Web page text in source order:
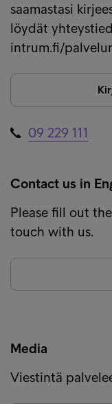
saamastasi
löydät
intrum.fi/
09 229 111
Contact us in
Please fill out
touch with us.
Media
Viestintä